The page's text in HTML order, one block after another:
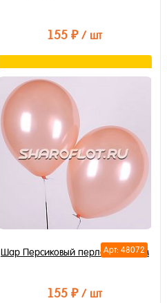
155 ₽/ шт
В корзину
Купить в 1 клик
В наличии
Арт: 48072
Шар Персиковый перламутр 30см
155 ₽/ шт